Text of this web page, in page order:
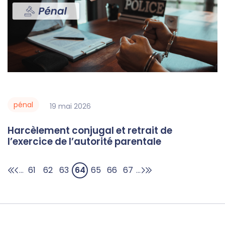
Harcèlement conjugal et retrait de
l’exercice de l’autorité parentale
19 mai 2026
pénal
... 61 62 63 64 65 66 67 ...